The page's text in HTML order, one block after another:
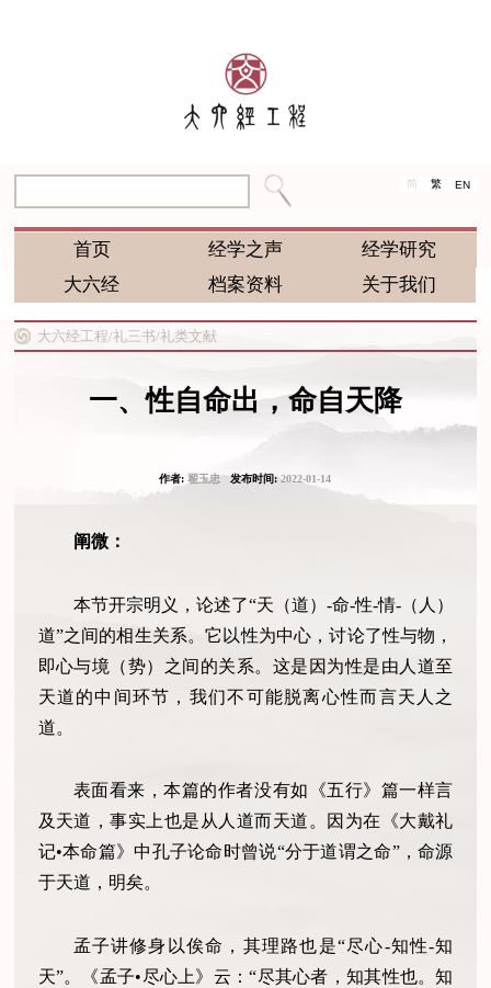
简 繁 EN
首页 经学之声
经学研究
大六经
档案资料 关于我们
大六经工程/礼三书/礼类文献
一、性自命出，命自天降
作者:翟玉忠发布时间:2022-01-14
阐微：
本节开宗明义，论述了“天（道）-命-性-情-（人）
道”之间的相生关系。它以性为中心，讨论了性与物，
即心与境（势）之间的关系。这是因为性是由人道至
天道的中间环节，我们不可能脱离心性而言天人之
道。
表面看来，本篇的作者没有如《五行》篇一样言
及天道，事实上也是从人道而天道。因为在《大戴礼
记•本命篇》中孔子论命时曾说“分于道谓之命”，命源
于天道，明矣。
孟子讲修身以俟命，其理路也是“尽心-知性-知
天”。《孟子•尽心上》云：“尽其心者，知其性也。知